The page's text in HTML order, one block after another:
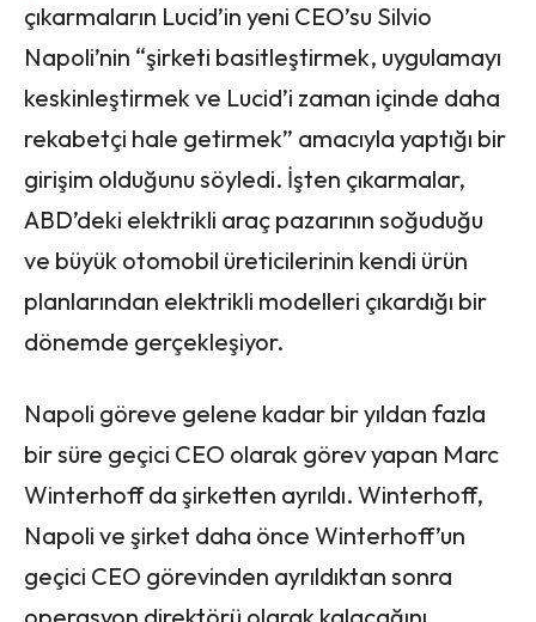
çıkarmaların Lucid’in yeni CEO’su Silvio
Napoli’nin “şirketi basitleştirmek, uygulamayı
keskinleştirmek ve Lucid’i zaman içinde daha
rekabetçi hale getirmek” amacıyla yaptığı bir
girişim olduğunu söyledi. İşten çıkarmalar,
ABD’deki elektrikli araç pazarının soğuduğu
ve büyük otomobil üreticilerinin kendi ürün
planlarından elektrikli modelleri çıkardığı bir
dönemde gerçekleşiyor.
Napoli göreve gelene kadar bir yıldan fazla
bir süre geçici CEO olarak görev yapan Marc
Winterhoff da şirketten ayrıldı. Winterhoff,
Napoli ve şirket daha önce Winterhoff’un
geçici CEO görevinden ayrıldıktan sonra